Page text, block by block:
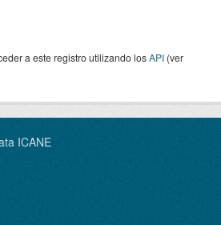
a este registro utilizando losAPI (ver
ICANE